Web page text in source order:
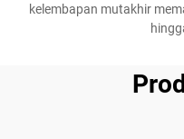
kelembapan mutakhir